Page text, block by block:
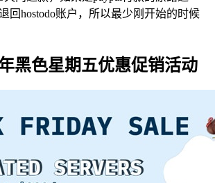
回hostodo账户，所以最少刚开始的时候
黑色星期五优惠促销活动